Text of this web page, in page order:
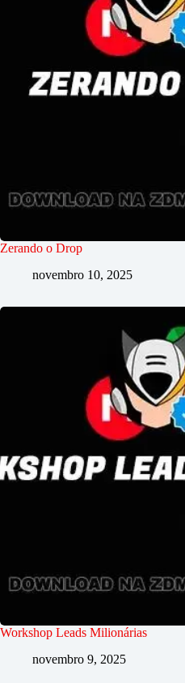
Zerando o Drop
novembro 10, 2025
Workshop Leads Milionárias
novembro 9, 2025